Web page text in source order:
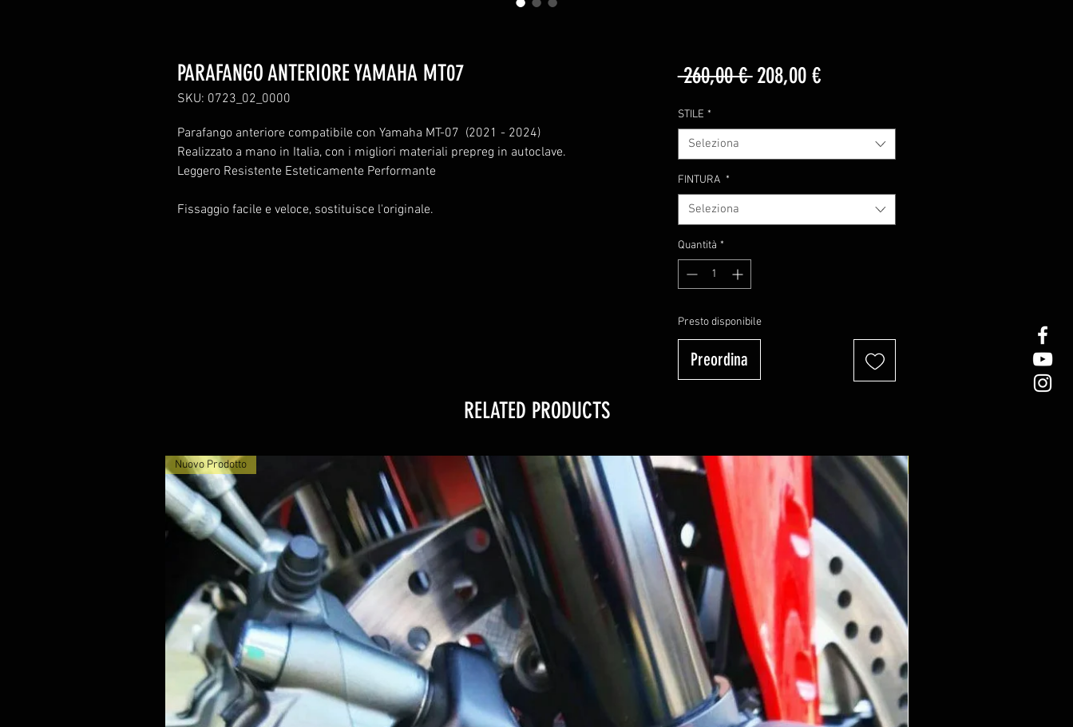
PARAFANGO ANTERIORE YAMAHA MT07
SKU: 0723_02_0000
Parafango anteriore compatibile con Yamaha MT-07 (2021 - 2024)
Realizzato a mano in Italia, con i migliori materiali prepreg in autoclave.
Leggero Resistente Esteticamente Performante
Fissaggio facile e veloce, sostituisce l'originale.
260,00 € Prezzo
208,00 €Prezzo
STILE *
Seleziona
FINTURA *
Seleziona
Quantità *
Presto disponibile
Preordina
RELATED PRODUCTS
Nuovo Prodotto